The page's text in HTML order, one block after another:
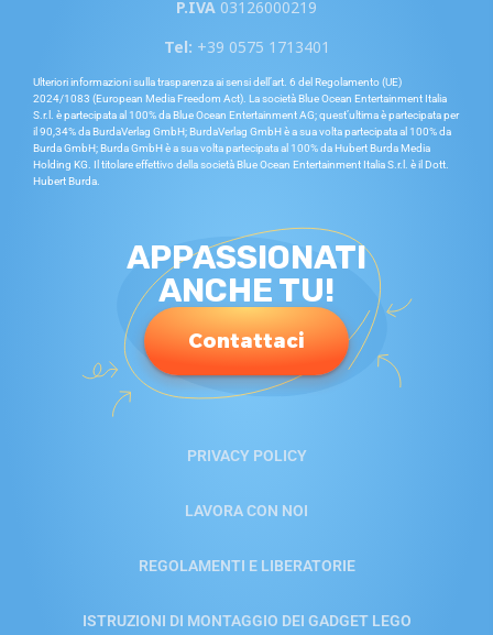
P.IVA 03126000219
Tel: +39 0575 1713401
Ulteriori informazioni sulla trasparenza ai sensi dell’art. 6 del Regolamento (UE)
2024/1083 (European Media Freedom Act). La società Blue Ocean Entertainment Italia
S.r.l. è partecipata al 100% da Blue Ocean Entertainment AG; quest’ultima è partecipata per
il 90,34% da BurdaVerlag GmbH; BurdaVerlag GmbH è a sua volta partecipata al 100% da
Burda GmbH; Burda GmbH è a sua volta partecipata al 100% da Hubert Burda Media
Holding KG. Il titolare effettivo della società Blue Ocean Entertainment Italia S.r.l. è il Dott.
Hubert Burda.
APPASSIONATI
ANCHE TU!
Contattaci
PRIVACY POLICY
LAVORA CON NOI
REGOLAMENTI E LIBERATORIE
ISTRUZIONI DI MONTAGGIO DEI GADGET LEGO